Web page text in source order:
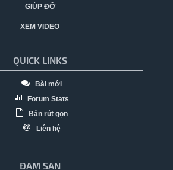
GIÚP ĐỠ
XEM VIDEO
QUICK LINKS
Bài mới
Forum Stats
Bản rút gọn
Liên hệ
ĐAM SAN